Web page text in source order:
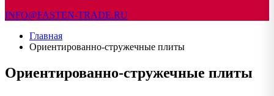
INFO@FASTEN-TRADE.RU
Главная
Ориентированно-стружечные плиты
Ориентированно-стружечные плиты